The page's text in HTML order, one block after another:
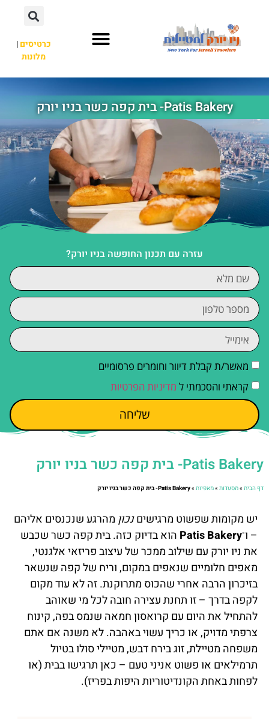
כרטיסים|
מלונות
Patis Bakery- בית קפה כשר בניו יורק
עזרה עם תכנון החופשה בניו יורק?
מאשר/ת קבלת דיוור וחומרים פרסומיים
קראתי והסכמתי ל מדיניות הפרטיות
שליחה
Patis Bakery- בית קפה כשר בניו יורק
דף הבית»מסעדות»מאפיות»Patis Bakery- בית קפה כשר בניו יורק
יש מקומות שפשוט מרגישיםנכון מהרגע שנכנסים אליהם
– ו־Patis Bakery הוא בדיוק כזה. בית קפה כשר שכבש
את ניו יורק עם שילוב ממכר של עיצוב פריזאי אלגנטי,
מאפים חלומיים שנאפים במקום, וריח של קפה שנשאר
בזיכרון הרבה אחרי שהכוס מתרוקנת. זה לא עוד מקום
לקפה בדרך – זו תחנת עצירה חובה לכל מי שאוהב
להתחיל את היום עם קרואסון חמאה שנמס בפה, קינוח
צרפתי מדויק, או כריך עשוי באהבה. לא משנה אם אתם
משפחה מטיילת, זוג בירח דבש, מטיילי סולו בטיול
תרמילאים או פשוט אניני טעם – כאן תרגישו בבית (או
לפחות באחת הקונדיטוריות היפות בפריז).